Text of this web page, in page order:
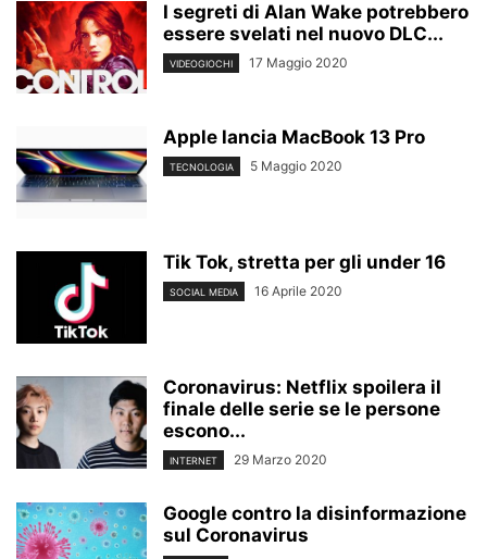
I segreti di Alan Wake potrebbero
essere svelati nel nuovo DLC...
VIDEOGIOCHI 17 Maggio 2020
Apple lancia MacBook 13 Pro
TECNOLOGIA 5 Maggio 2020
Tik Tok, stretta per gli under 16
SOCIAL MEDIA 16 Aprile 2020
Coronavirus: Netflix spoilera il
finale delle serie se le persone
escono...
INTERNET 29 Marzo 2020
Google contro la disinformazione
sul Coronavirus